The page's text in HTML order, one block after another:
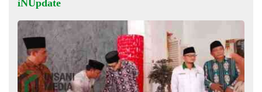
iNUpdate